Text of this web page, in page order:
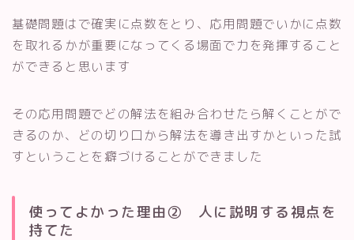
基礎問題はで確実に点数をとり、応用問題でいかに点数
を取れるかが重要になってくる場面で力を発揮すること
ができると思います
その応用問題でどの解法を組み合わせたら解くことがで
きるのか、どの切り口から解法を導き出すかといった試
すということを癖づけることができました
使ってよかった理由② 人に説明する視点を
持てた